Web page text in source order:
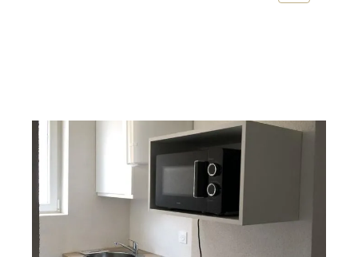
Appartement F1 à louer
350 €
par mois charges comprises